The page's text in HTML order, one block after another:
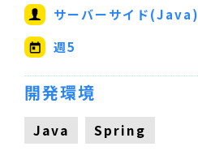
サーバーサイド(Java)
週5
開発環境
Java Spring